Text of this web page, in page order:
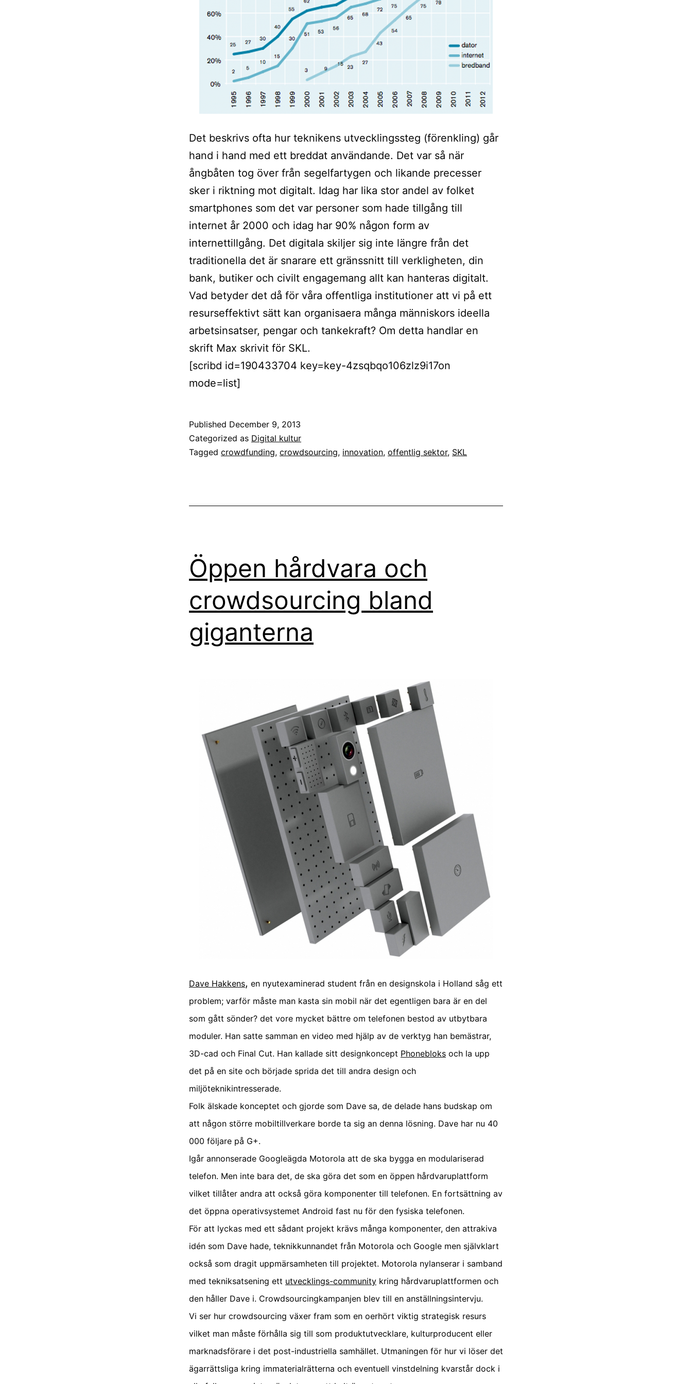
Det beskrivs ofta hur teknikens utvecklingssteg (förenkling) går
hand i hand med ett breddat användande. Det var så när
ångbåten tog över från segelfartygen och likande precesser
sker i riktning mot digitalt. Idag har lika stor andel av folket
smartphones som det var personer som hade tillgång till
internet år 2000 och idag har 90% någon form av
internettillgång. Det digitala skiljer sig inte längre från det
traditionella det är snarare ett gränssnitt till verkligheten, din
bank, butiker och civilt engagemang allt kan hanteras digitalt.
Vad betyder det då för våra offentliga institutioner att vi på ett
resurseffektivt sätt kan organisaera många människors ideella
arbetsinsatser, pengar och tankekraft? Om detta handlar en
skrift Max skrivit för SKL.
[scribd id=190433704 key=key-4zsqbqo106zlz9i17on
mode=list]
Published December 9, 2013
Categorized as Digital kultur
Tagged crowdfunding, crowdsourcing, innovation, offentlig sektor, SKL
Öppen hårdvara och
crowdsourcing bland
giganterna
Dave Hakkens, en nyutexaminerad student från en designskola i Holland såg ett
problem; varför måste man kasta sin mobil när det egentligen bara är en del
som gått sönder? det vore mycket bättre om telefonen bestod av utbytbara
moduler. Han satte samman en video med hjälp av de verktyg han bemästrar,
3D-cad och Final Cut. Han kallade sitt designkoncept Phonebloks och la upp
det på en site och började sprida det till andra design och
miljöteknikintresserade.
Folk älskade konceptet och gjorde som Dave sa, de delade hans budskap om
att någon större mobiltillverkare borde ta sig an denna lösning. Dave har nu 40
000 följare på G+.
Igår annonserade Googleägda Motorola att de ska bygga en modulariserad
telefon. Men inte bara det, de ska göra det som en öppen hårdvaruplattform
vilket tillåter andra att också göra komponenter till telefonen. En fortsättning av
det öppna operativsystemet Android fast nu för den fysiska telefonen.
För att lyckas med ett sådant projekt krävs många komponenter, den attrakiva
idén som Dave hade, teknikkunnandet från Motorola och Google men självklart
också som dragit uppmärsamheten till projektet. Motorola nylanserar i samband
med tekniksatsening ett utvecklings-community kring hårdvaruplattformen och
den håller Dave i. Crowdsourcingkampanjen blev till en anställningsintervju.
Vi ser hur crowdsourcing växer fram som en oerhört viktig strategisk resurs
vilket man måste förhålla sig till som produktutvecklare, kulturproducent eller
marknadsförare i det post-industriella samhället. Utmaningen för hur vi löser det
ägarrättsliga kring immaterialrätterna och eventuell vinstdelning kvarstår dock i